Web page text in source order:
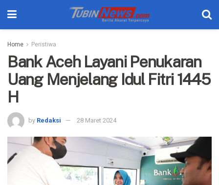
Home Peristiwa
Bank Aceh Layani Penukaran
Uang Menjelang Idul Fitri 1445
H
by Redaksi 28 Maret 2024